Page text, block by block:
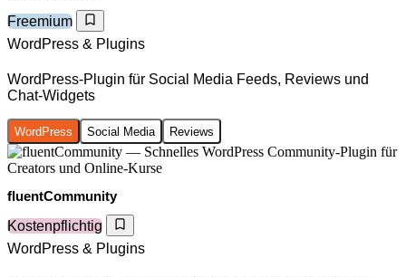
Freemium
WordPress & Plugins
WordPress-Plugin für Social Media Feeds, Reviews und
Chat-Widgets
WordPress Social Media Reviews
fluentCommunity
Kostenpflichtig
WordPress & Plugins